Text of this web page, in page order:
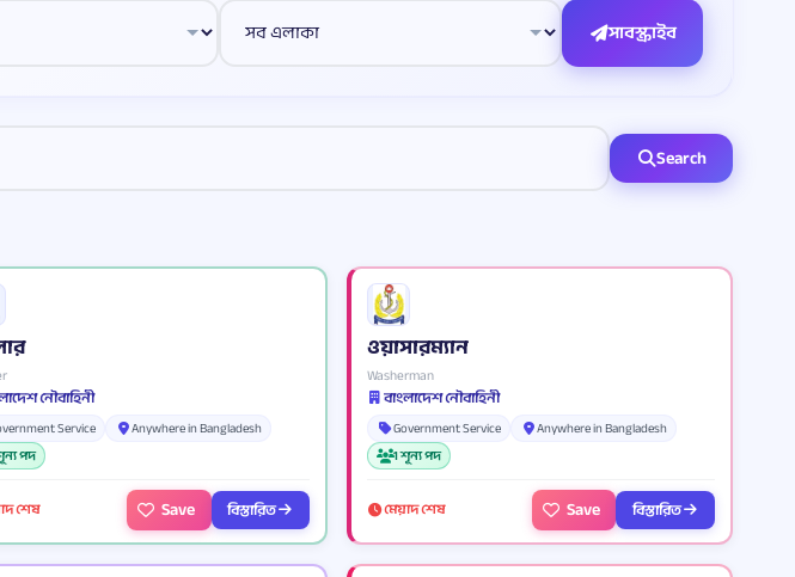
সাবস্ক্রাইব
Search
নৌবাহিনী
Service
Anywhere in Bangladesh
পদ
শেষ Save বিস্তারিত
ওয়াসারম্যান
Washerman
বাংলাদেশ নৌবাহিনী
Government Service
Anywhere in Bangladesh
1 শূন্য পদ
মেয়াদ শেষ Save বিস্তারিত